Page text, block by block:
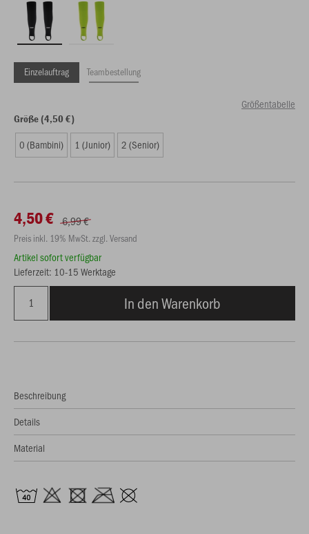
Einzelauftrag Teambestellung
Größentabelle
Größe (4,50 €)
0 (Bambini) 1 (Junior) 2 (Senior)
4,50 € 6,99 €
Preis inkl. 19% MwSt. zzgl. Versand
Artikel sofort verfügbar
Lieferzeit: 10-15 Werktage
In den Warenkorb
Beschreibung
Details
Material